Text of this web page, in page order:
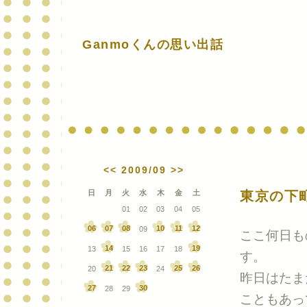
Ganmoくんの思い出話
<< 2009/09 >>
日 月 火 水 木 金
土
01
02 03 04 05
06 07 08 09 10 11 12
13 14 15 16 17 18 19
20 21 22 23 24 25 26
27 28 29 30
東京の下
ここ何日
す。
昨日はた
こともあ